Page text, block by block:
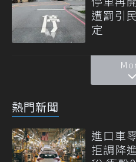
遭罰引
定
熱門新聞
進口車
拒調降